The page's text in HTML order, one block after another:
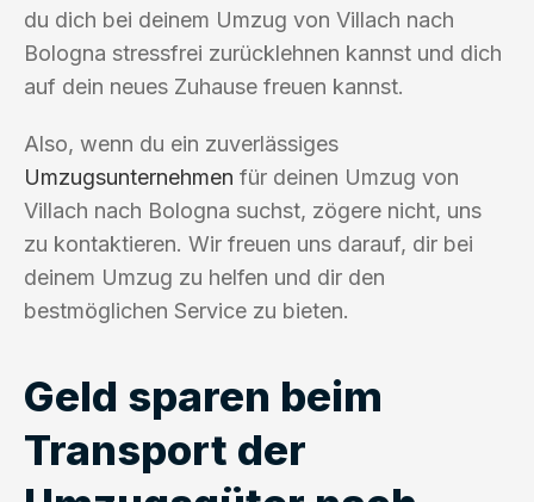
du dich bei deinem Umzug von Villach nach
Bologna stressfrei zurücklehnen kannst und dich
auf dein neues Zuhause freuen kannst.
Also, wenn du ein zuverlässiges
Umzugsunternehmen für deinen Umzug von
Villach nach Bologna suchst, zögere nicht, uns
zu kontaktieren. Wir freuen uns darauf, dir bei
deinem Umzug zu helfen und dir den
bestmöglichen Service zu bieten.
Geld sparen beim
Transport der